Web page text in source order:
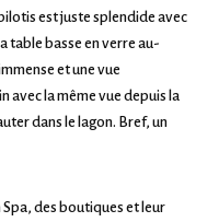
est juste splendide avec
table basse en verre au-
et une vue
avec la même vue depuis la
dans le lagon. Bref, un
des boutiques et leur